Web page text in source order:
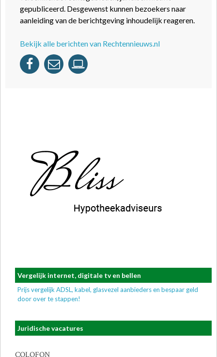
gepubliceerd. Desgewenst kunnen bezoekers naar
aanleiding van de berichtgeving inhoudelijk reageren.
Bekijk alle berichten van Rechtennieuws.nl
Vergelijk internet, digitale tv en bellen
Prijs vergelijk ADSL, kabel, glasvezel aanbieders en bespaar geld
door over te stappen!
Juridische vacatures
COLOFON